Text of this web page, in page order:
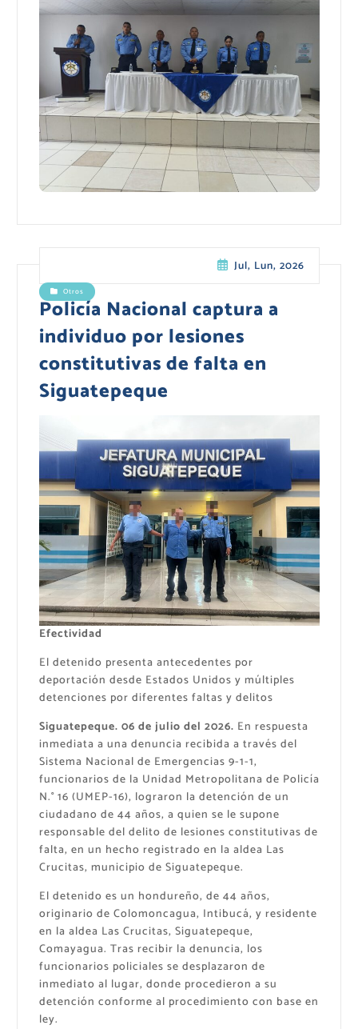
Jul, Lun, 2026
Otros
Policía Nacional captura a
individuo por lesiones
constitutivas de falta en
Siguatepeque
Efectividad
El detenido presenta antecedentes por
deportación desde Estados Unidos y múltiples
detenciones por diferentes faltas y delitos
Siguatepeque. 06 de julio del 2026. En respuesta
inmediata a una denuncia recibida a través del
Sistema Nacional de Emergencias 9-1-1,
funcionarios de la Unidad Metropolitana de Policía
N.° 16 (UMEP-16), lograron la detención de un
ciudadano de 44 años, a quien se le supone
responsable del delito de lesiones constitutivas de
falta, en un hecho registrado en la aldea Las
Crucitas, municipio de Siguatepeque.
El detenido es un hondureño, de 44 años,
originario de Colomoncagua, Intibucá, y residente
en la aldea Las Crucitas, Siguatepeque,
Comayagua. Tras recibir la denuncia, los
funcionarios policiales se desplazaron de
inmediato al lugar, donde procedieron a su
detención conforme al procedimiento con base en
ley.